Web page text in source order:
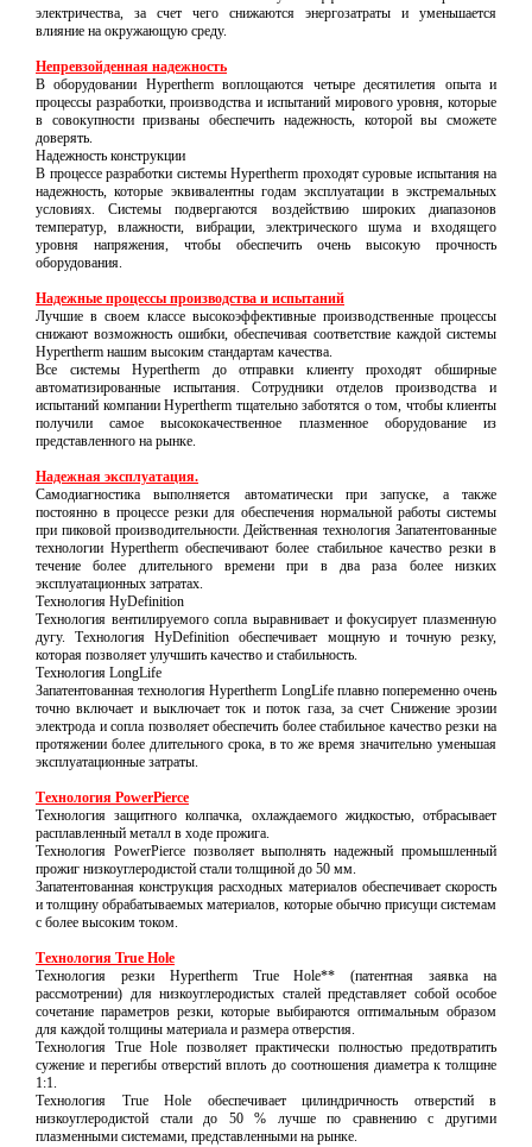
электричества, за счет чего снижаются энергозатраты и уменьшается
влияние на окружающую среду.
Непревзойденная надежность
В оборудовании Hypertherm воплощаются четыре десятилетия опыта и
процессы разработки, производства и испытаний мирового уровня, которые
в совокупности призваны обеспечить надежность, которой вы сможете
доверять.
Надежность конструкции
В процессе разработки системы Hypertherm проходят суровые испытания на
надежность, которые эквивалентны годам эксплуатации в экстремальных
условиях. Системы подвергаются воздействию широких диапазонов
температур, влажности, вибрации, электрического шума и входящего
уровня напряжения, чтобы обеспечить очень высокую прочность
оборудования.
Надежные процессы производства и испытаний
Лучшие в своем классе высокоэффективные производственные процессы
снижают возможность ошибки, обеспечивая соответствие каждой системы
Hypertherm нашим высоким стандартам качества.
Все системы Hypertherm до отправки клиенту проходят обширные
автоматизированные испытания. Сотрудники отделов производства и
испытаний компании Hypertherm тщательно заботятся о том, чтобы клиенты
получили самое высококачественное плазменное оборудование из
представленного на рынке.
Надежная эксплуатация.
Самодиагностика выполняется автоматически при запуске, а также
постоянно в процессе резки для обеспечения нормальной работы системы
при пиковой производительности. Действенная технология Запатентованные
технологии Hypertherm обеспечивают более стабильное качество резки в
течение более длительного времени при в два раза более низких
эксплуатационных затратах.
Технология HyDefinition
Технология вентилируемого сопла выравнивает и фокусирует плазменную
дугу. Технология HyDefinition обеспечивает мощную и точную резку,
которая позволяет улучшить качество и стабильность.
Технология LongLife
Запатентованная технология Hypertherm LongLife плавно попеременно очень
точно включает и выключает ток и поток газа, за счет Снижение эрозии
электрода и сопла позволяет обеспечить более стабильное качество резки на
протяжении более длительного срока, в то же время значительно уменьшая
эксплуатационные затраты.
Технология PowerPierce
Технология защитного колпачка, охлаждаемого жидкостью, отбрасывает
расплавленный металл в ходе прожига.
Технология PowerPierce позволяет выполнять надежный промышленный
прожиг низкоуглеродистой стали толщиной до 50 мм.
Запатентованная конструкция расходных материалов обеспечивает скорость
и толщину обрабатываемых материалов, которые обычно присущи системам
с более высоким током.
Технология True Hole
Технология резки Hypertherm True Hole** (патентная заявка на
рассмотрении) для низкоуглеродистых сталей представляет собой особое
сочетание параметров резки, которые выбираются оптимальным образом
для каждой толщины материала и размера отверстия.
Технология True Hole позволяет практически полностью предотвратить
сужение и перегибы отверстий вплоть до соотношения диаметра к толщине
1:1.
Технология True Hole обеспечивает цилиндричность отверстий в
низкоуглеродистой стали до 50 % лучше по сравнению с другими
плазменными системами, представленными на рынке.